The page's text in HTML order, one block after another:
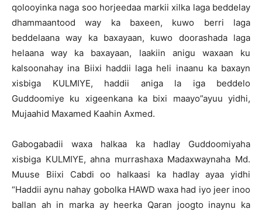
qolooyinka naga soo horjeedaa markii xilka laga beddelay
dhammaantood way ka baxeen, kuwo berri laga
beddelaana way ka baxayaan, kuwo doorashada laga
helaana way ka baxayaan, laakiin anigu waxaan ku
kalsoonahay ina Biixi haddii laga heli inaanu ka baxayn
xisbiga KULMIYE, haddii aniga la iga beddelo
Guddoomiye ku xigeenkana ka bixi maayo”ayuu yidhi,
Mujaahid Maxamed Kaahin Axmed.
Gabogabadii waxa halkaa ka hadlay Guddoomiyaha
xisbiga KULMIYE, ahna murrashaxa Madaxwaynaha Md.
Muuse Biixi Cabdi oo halkaasi ka hadlay ayaa yidhi
“Haddii aynu nahay gobolka HAWD waxa had iyo jeer inoo
ballan ah in marka ay heerka Qaran joogto inaynu ka